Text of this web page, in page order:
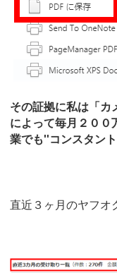
その証拠に私は「カ
によって毎月２００
業でも''コンスタン
直近３ヶ月のヤフオ